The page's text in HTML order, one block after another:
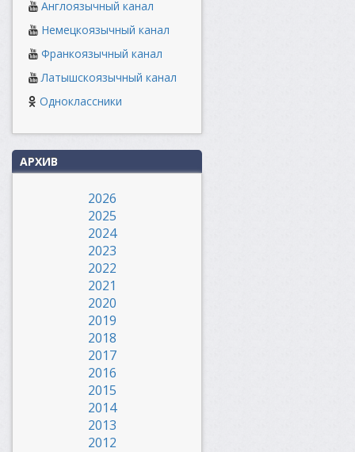
Англоязычный канал
Немецкоязычный канал
Франкоязычный канал
Латышскоязычный канал
Одноклассники
АРХИВ
2026
2025
2024
2023
2022
2021
2020
2019
2018
2017
2016
2015
2014
2013
2012